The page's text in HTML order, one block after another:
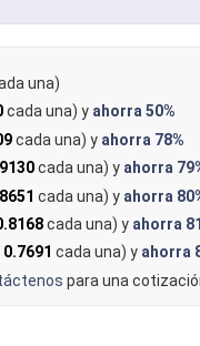
una)
cada una) y ahorra50%
cada una) y ahorra 78%
cada una) y ahorra
cada una) y ahorra
cada una) y ahorra
0.7691 cada una) y ahorra
para una